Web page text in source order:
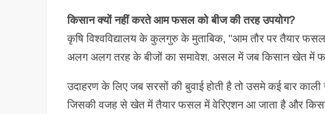
किसान क्यों नहीं करते आम फसल को बीज की तरह उपयोग?
कृषि विश्वविद्यालय के कुलगुरु के मुताबिक, ''आम तौर पर तैयार
अलग अलग तरह के बीजों का समावेश. असल में जब किसान खेत में
उदाहरण के लिए जब सरसों की बुवाई होती है तो उसमे कई बार
जिसकी वजह से खेत में तैयार फसल में वेरिएशन आ जाता है और